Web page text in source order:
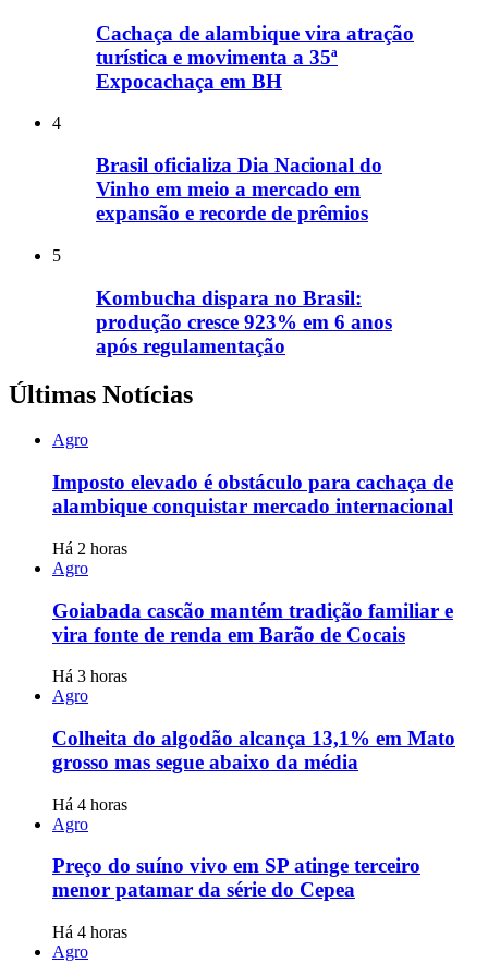
Cachaça de alambique vira atração
turística e movimenta a 35ª
Expocachaça em BH
4
Brasil oficializa Dia Nacional do
Vinho em meio a mercado em
expansão e recorde de prêmios
5
Kombucha dispara no Brasil:
produção cresce 923% em 6 anos
após regulamentação
Últimas Notícias
Agro
Imposto elevado é obstáculo para cachaça de
alambique conquistar mercado internacional
Há 2 horas
Agro
Goiabada cascão mantém tradição familiar e
vira fonte de renda em Barão de Cocais
Há 3 horas
Agro
Colheita do algodão alcança 13,1% em Mato
grosso mas segue abaixo da média
Há 4 horas
Agro
Preço do suíno vivo em SP atinge terceiro
menor patamar da série do Cepea
Há 4 horas
Agro